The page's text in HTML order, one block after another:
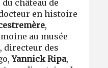
château de
en histoire
,
au musée
, directeur des
Yannick Ripa,